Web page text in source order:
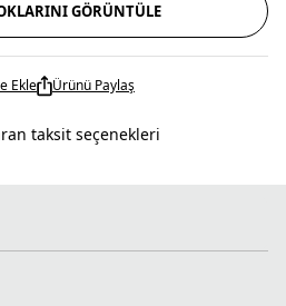
GÖRÜNTÜLE
Ekle Ürünü Paylaş
taksit seçenekleri